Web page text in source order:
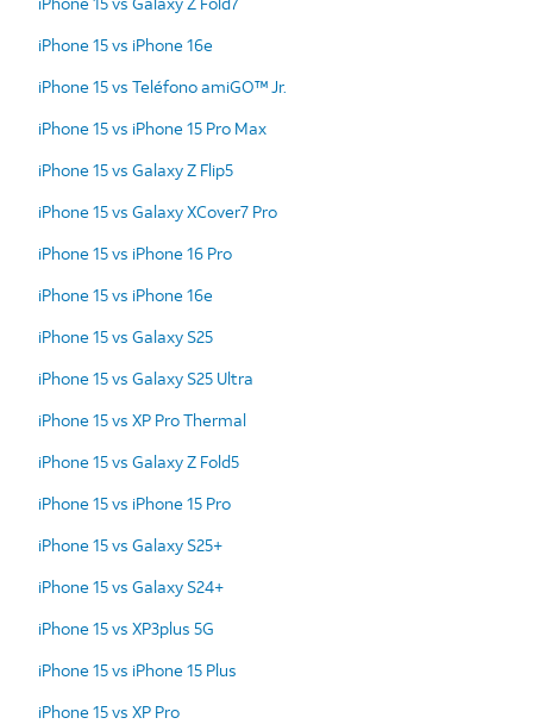
iPhone 15 vs iPhone 16e
iPhone 15 vs Teléfono amiGO™ Jr.
iPhone 15 vs iPhone 15 Pro Max
iPhone 15 vs Galaxy Z Flip5
iPhone 15 vs Galaxy XCover7 Pro
iPhone 15 vs iPhone 16 Pro
iPhone 15 vs iPhone 16e
iPhone 15 vs Galaxy S25
iPhone 15 vs Galaxy S25 Ultra
iPhone 15 vs XP Pro Thermal
iPhone 15 vs Galaxy Z Fold5
iPhone 15 vs iPhone 15 Pro
iPhone 15 vs Galaxy S25+
iPhone 15 vs Galaxy S24+
iPhone 15 vs XP3plus 5G
iPhone 15 vs iPhone 15 Plus
iPhone 15 vs XP Pro